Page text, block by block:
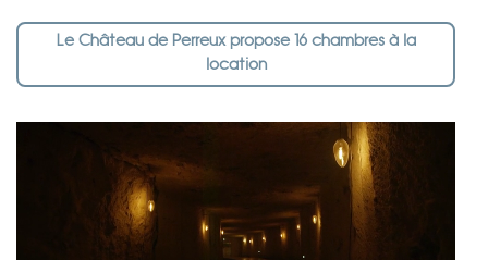
Le Château de Perreux propose 16 chambres à la
location